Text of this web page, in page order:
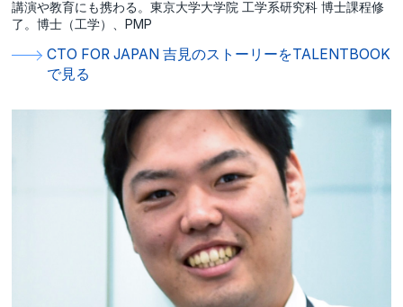
講演や教育にも携わる。東京大学大学院 工学系研究科 博士課程修
了。博士（工学）、PMP
CTO FOR JAPAN 吉見のストーリーをTALENTBOOK
で見る